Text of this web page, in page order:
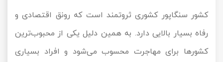
کشور سنگاپور کشوری ثروتمند است که رونق اقتصادی و
رفاه بسیار بالایی دارد. به همین دلیل یکی از محبوب‌ترین
کشورها برای مهاجرت محسوب می‌شود و افراد بسیاری